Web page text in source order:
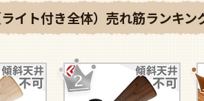
イト付き全体）売れ筋ランキン